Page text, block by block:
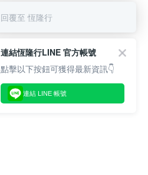
回覆至 恆隆行
連結恆隆行LINE 官方帳號
點擊以下按鈕可獲得最新資訊👇
連結 LINE 帳號